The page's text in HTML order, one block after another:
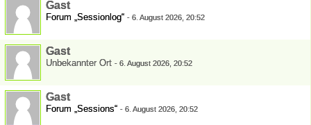
Gast
Forum „Sessionlog“ - 6. August 2026, 20:52
Gast
Unbekannter Ort - 6. August 2026, 20:52
Gast
Forum „Sessions“ - 6. August 2026, 20:52